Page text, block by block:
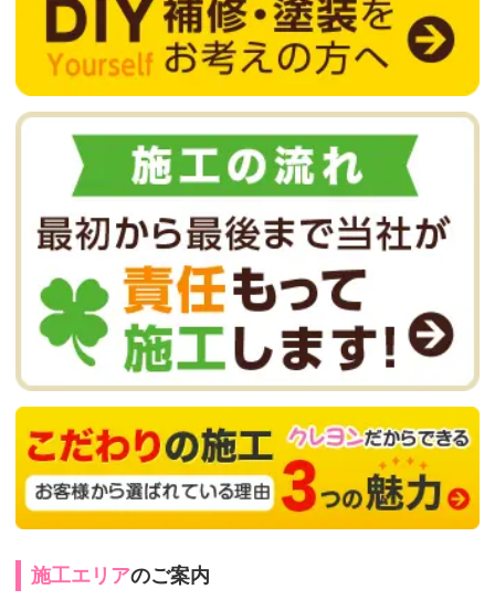
施工エリアのご案内